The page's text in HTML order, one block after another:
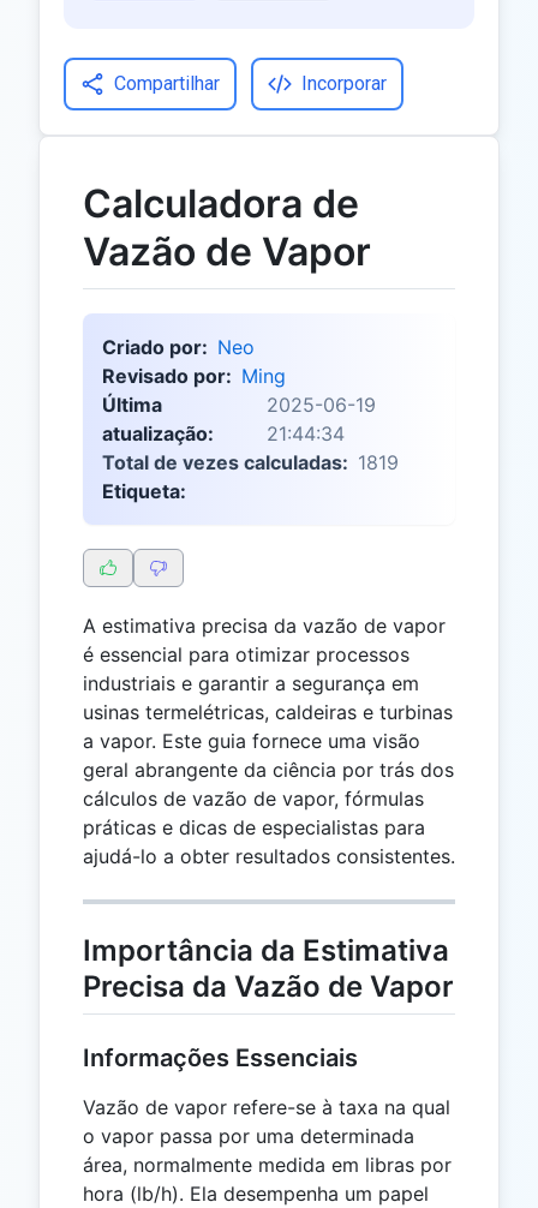
Compartilhar Incorporar
Calculadora de
Vazão de Vapor
Criado por: Neo
Revisado por: Ming
Última
atualização:
2025-06-19
21:44:34
Total de vezes calculadas: 1819
Etiqueta:
A estimativa precisa da vazão de vapor
é essencial para otimizar processos
industriais e garantir a segurança em
usinas termelétricas, caldeiras e turbinas
a vapor. Este guia fornece uma visão
geral abrangente da ciência por trás dos
cálculos de vazão de vapor, fórmulas
práticas e dicas de especialistas para
ajudá-lo a obter resultados consistentes.
Importância da Estimativa
Precisa da Vazão de Vapor
Informações Essenciais
Vazão de vapor refere-se à taxa na qual
o vapor passa por uma determinada
área, normalmente medida em libras por
hora (lb/h). Ela desempenha um papel